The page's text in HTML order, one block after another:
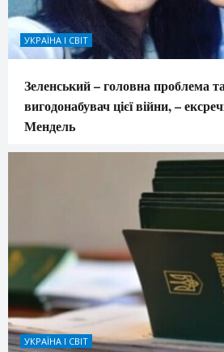
УКРАЇНА І СВІТ
Зеленський – головна проблема
вигодонабувач цієї війни, –
Мендель
УКРАЇНА І СВІТ